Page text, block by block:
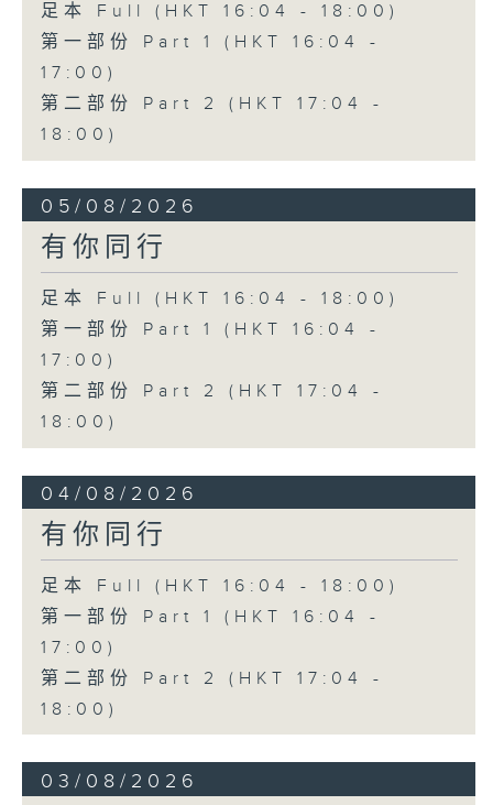
足本 Full (HKT 16:04 - 18:00)
第一部份 Part 1 (HKT 16:04 -
17:00)
第二部份 Part 2 (HKT 17:04 -
18:00)
05/08/2026
有你同行
足本 Full (HKT 16:04 - 18:00)
第一部份 Part 1 (HKT 16:04 -
17:00)
第二部份 Part 2 (HKT 17:04 -
18:00)
04/08/2026
有你同行
足本 Full (HKT 16:04 - 18:00)
第一部份 Part 1 (HKT 16:04 -
17:00)
第二部份 Part 2 (HKT 17:04 -
18:00)
03/08/2026